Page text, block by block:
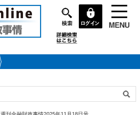
メ
イ
コ
ン
移
週刊金融財政事情2025年11月18日号